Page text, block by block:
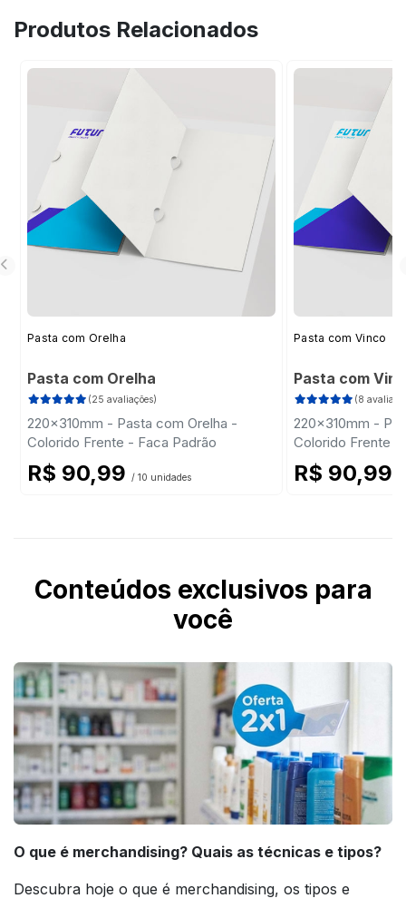
Produtos Relacionados
Pasta com Orelha
Pasta com Orelha
(25 avaliações)
220x310mm - Pasta com Orelha -
Colorido Frente - Faca Padrão
R$ 90,99 / 10 unidades
Pasta com Vinco
Pasta com
(8
220x310mm -
Colorido Frente -
R$ 90,99
Conteúdos exclusivos para
você
O que é merchandising? Quais as técnicas e tipos?
Descubra hoje o que é merchandising, os tipos e